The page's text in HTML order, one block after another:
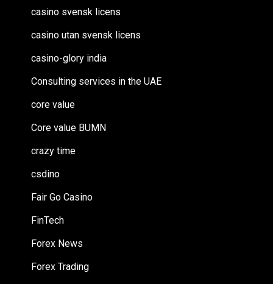
casino svensk licens
casino utan svensk licens
casino-glory india
Consulting services in the UAE
core value
Core value BUMN
crazy time
csdino
Fair Go Casino
FinTech
Forex News
Forex Trading